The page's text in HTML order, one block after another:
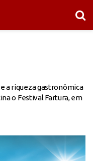
a riqueza gastronômica
o Festival Fartura, em